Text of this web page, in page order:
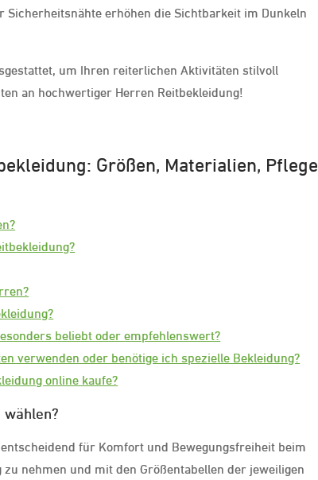
Sicherheitsnähte erhöhen die Sichtbarkeit im Dunkeln
um Ihren reiterlichen Aktivitäten stilvoll
an hochwertiger Herren Reitbekleidung!
Größen, Materialien, Pflege
beliebt oder empfehlenswert?
verwenden oder benötige ich spezielle Bekleidung?
online kaufe?
für Komfort und Bewegungsfreiheit beim
nehmen und mit den Größentabellen der jeweiligen